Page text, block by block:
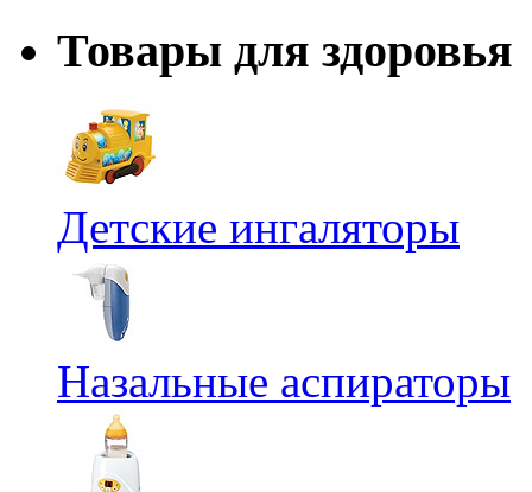
Товары для здоровья
Детские ингаляторы
Назальные аспираторы